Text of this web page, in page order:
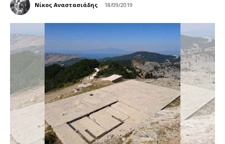
Νίκος Αναστασιάδης 18/09/2019